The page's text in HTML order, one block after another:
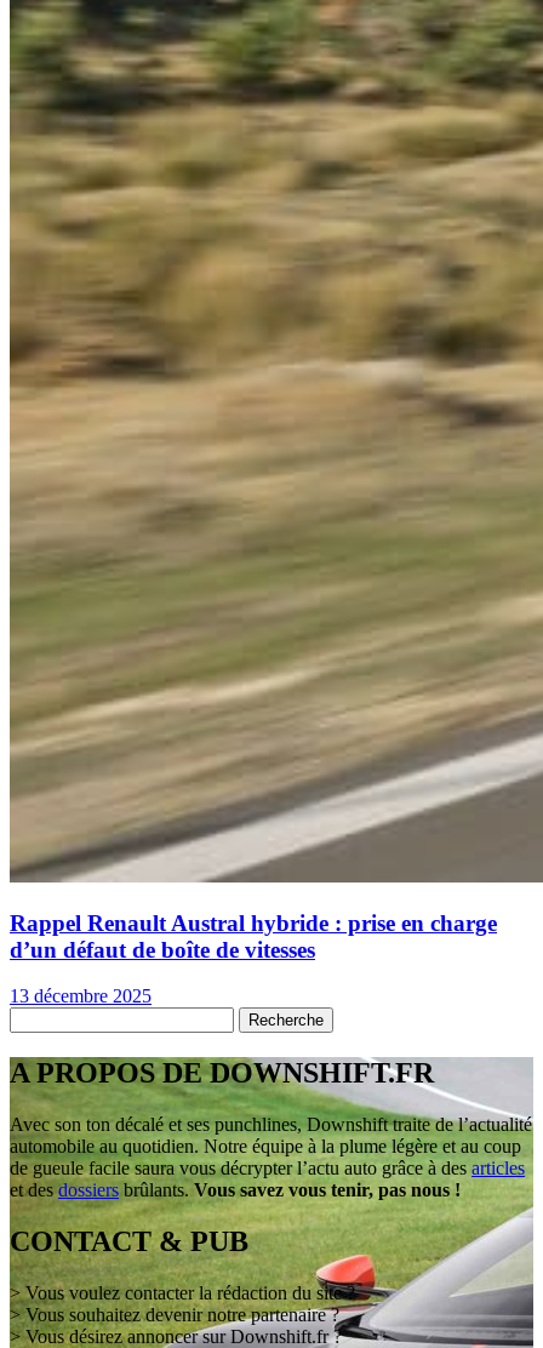
Rappel Renault Austral hybride : prise en charge
d’un défaut de boîte de vitesses
13 décembre 2025
A PROPOS DE DOWNSHIFT.FR
Avec son ton décalé et ses punchlines, Downshift traite de l’actualité
automobile au quotidien. Notre équipe à la plume légère et au coup
de gueule facile saura vous décrypter l’actu auto grâce à des articles
et des dossiers brûlants. Vous savez vous tenir, pas nous !
CONTACT & PUB
> Vous voulez contacter la rédaction du site ?
> Vous souhaitez devenir notre partenaire ?
> Vous désirez annoncer sur Downshift.fr ?